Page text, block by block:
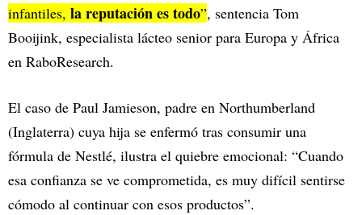
infantiles, la reputación es todo”, sentencia Tom
Booijink, especialista lácteo senior para Europa y África
en RaboResearch.​
El caso de Paul Jamieson, padre en Northumberland
(Inglaterra) cuya hija se enfermó tras consumir una
fórmula de Nestlé, ilustra el quiebre emocional: “Cuando
esa confianza se ve comprometida, es muy difícil sentirse
cómodo al continuar con esos productos”.​